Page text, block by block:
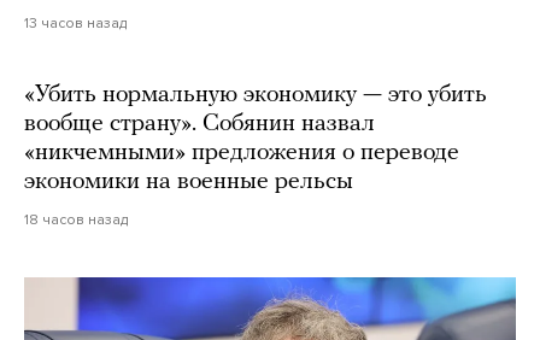
13 часов назад
«Убить нормальную экономику — это убить
вообще страну». Собянин назвал
«никчемными» предложения о переводе
экономики на военные рельсы
18 часов назад